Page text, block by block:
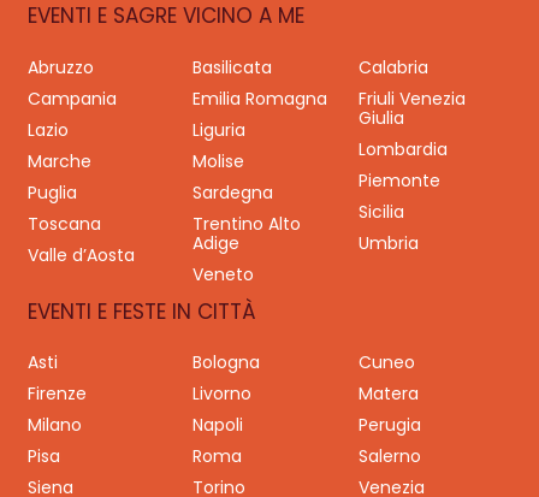
EVENTI E SAGRE VICINO A ME
Abruzzo Basilicata
Calabria
Campania
Emilia Romagna
Friuli Venezia
Giulia
Lazio
Liguria
Lombardia
Marche
Molise
Piemonte
Puglia
Sardegna
Sicilia
Toscana
Trentino Alto
Adige
Umbria
Valle d’Aosta
Veneto
EVENTI E FESTE IN CITTÀ
Asti Bologna
Cuneo
Firenze
Livorno
Matera
Milano
Napoli
Perugia
Pisa
Roma
Salerno
Siena
Torino Venezia